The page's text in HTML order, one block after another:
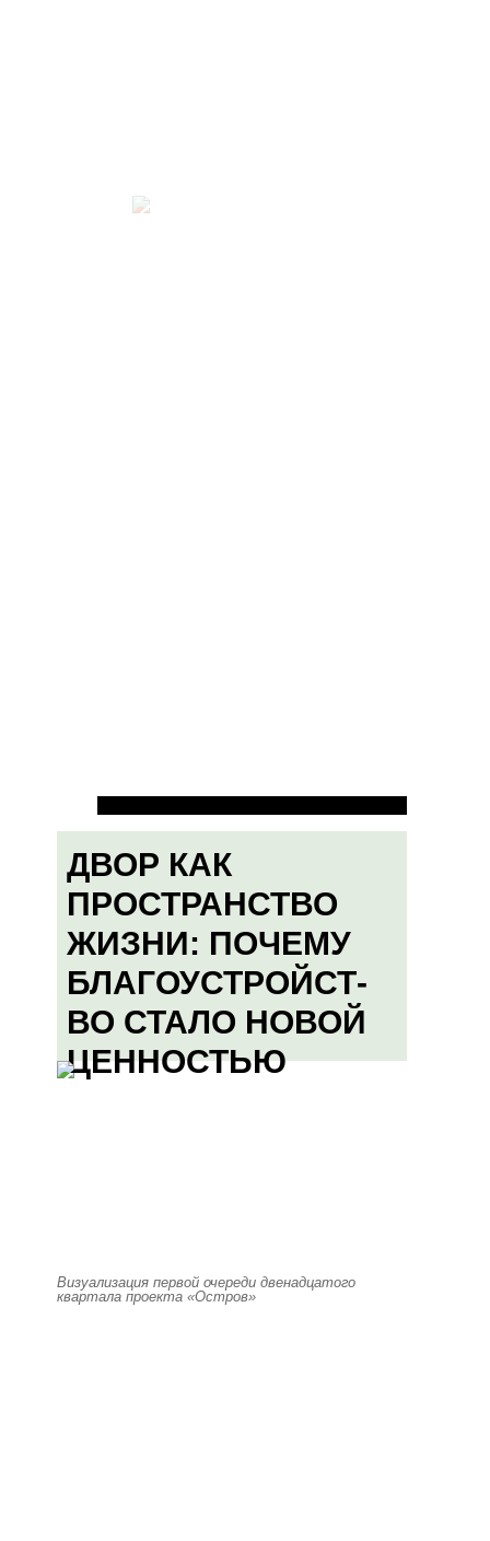
ДВОР КАК
ПРОСТРАНСТВО
ЖИЗНИ: ПОЧЕМУ
БЛАГОУСТРОЙСТ-
ВО СТАЛО НОВОЙ
ЦЕННОСТЬЮ
Визуализация первой очереди двенадцатого
квартала проекта «Остров»